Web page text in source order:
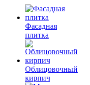
Фасадная
плитка
Облицовочный
кирпич